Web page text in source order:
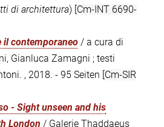
di architettura) [Cm-INT 6690-
il contemporaneo / a cura di
Gianluca Zamagni ; testi
, 2018. - 95 Seiten [Cm-SIR
- Sight unseen and his
London / Galerie Thaddaeus